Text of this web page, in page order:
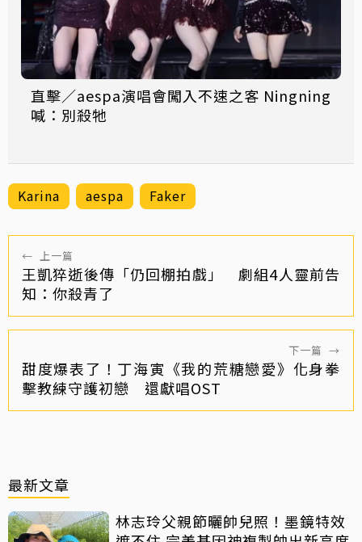
直擊／aespa演唱會闖入不速之客 Ningning
喊：別殺牠
Karina aespa Faker
← 上一篇
王凱猝逝後傳「仍回棚拍戲」 劇組4人靈前告
知：你殺青了
下一篇 →
甜度爆表了！丁海寅《我的荒糖戀愛》化身拳
擊教練守護初戀 還獻唱OST
最新文章
林志玲父親節曬帥兒照！墨鏡特效